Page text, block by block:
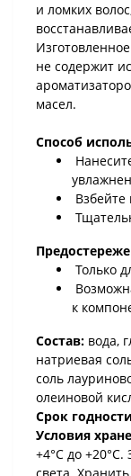
и ломких
не содержит
масел.
Способ
Только
к
Состав: вода,
натриевая
соль
олеиновой
Срок
Условия
+4°С до